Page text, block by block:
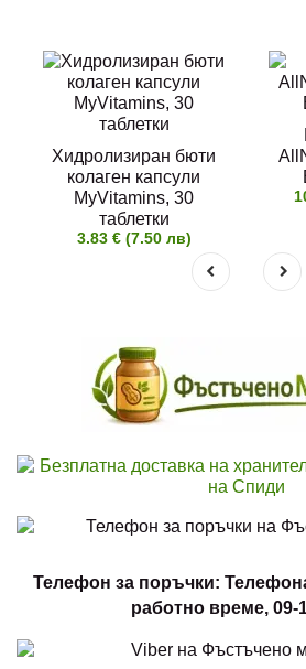
Хидролизиран бюти
колаген капсули
MyVitamins, 30
таблетки
3.83 € (7.50 лв)
Телефон за поръчки:
работно време, 09-